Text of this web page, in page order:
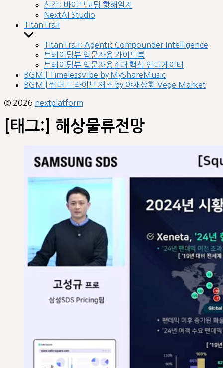
menu신간: 바이브코딩 항해일지
NextAI Studio
TitanTrail
Show
sub
menu
TitanTrail: Agentic Compounder Intelligence
트레이딩뷰 입문자용 가이드북
트레이딩뷰 입문자용 4대 핵심 인디케이터
BGM | TimelessVibe by MyShareMusic
BGM | 썸머 드라이브 재즈 by 야채상회 Vege Market
© 2026 nextplatform
[태그:] 해상물류전망